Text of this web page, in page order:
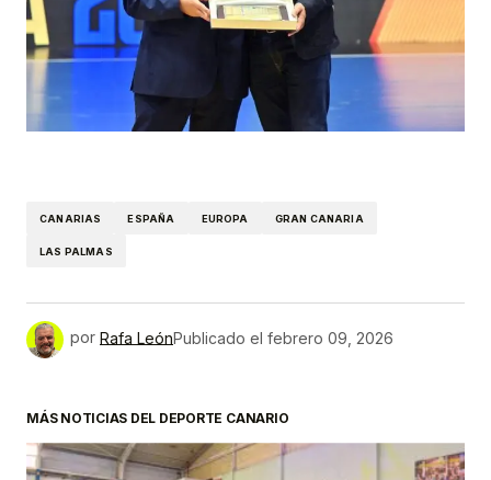
CANARIAS ESPAÑA EUROPA GRAN CANARIA
LAS PALMAS
por Rafa LeónPublicado el febrero 09, 2026
MÁS NOTICIAS DEL DEPORTE CANARIO